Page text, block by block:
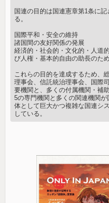
国連の目的は国連憲章第1条に
る。
国際平和・安全の維持
諸国間の友好関係の発展
経済的・社会的・文化的・人道
び人権・基本的自由の助長のた
これらの目的を達成するため、
理事会、信託統治理事会、国際
要機関と、多くの付属機関・補
5の専門機関と多くの関連機関
体として巨大かつ複雑な国連シ
している。